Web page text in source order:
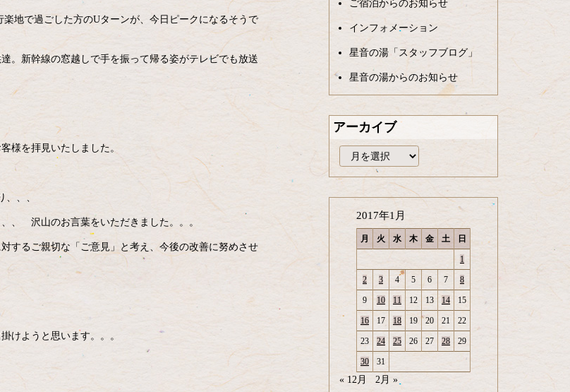
ご宿泊からのお知らせ
インフォメーション
星音の湯「スタッフブログ」
星音の湯からのお知らせ
アーカイブ
ー
カ
イ
2017年1月
月 火 水 木 金 土 日
1
2 3 4 5 6 7 8
9 10 11 12 13 14 15
16 17 18 19 20 21 22
23 24 25 26 27 28 29
30 31
« 12月 2月 »
地で過ごした方のUターンが、今日ピークになるそうで
。新幹線の窓越しで手を振って帰る姿がテレビでも放送
様を拝見いたしました。
、、
、 沢山のお言葉をいただきました。。。
するご親切な「ご意見」と考え、今後の改善に努めさせ
けようと思います。。。